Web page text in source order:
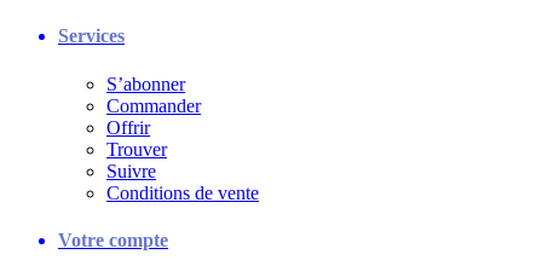
Services
S’abonner
Commander
Offrir
Trouver
Suivre
Conditions de vente
Votre compte